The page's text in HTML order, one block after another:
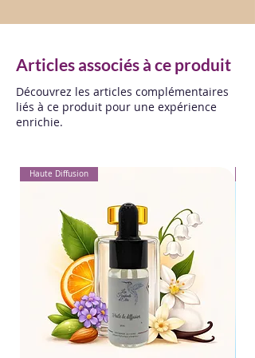
Articles associés à ce produit
Découvrez les articles complémentaires
liés à ce produit pour une expérience
enrichie.
Haute Diffusion